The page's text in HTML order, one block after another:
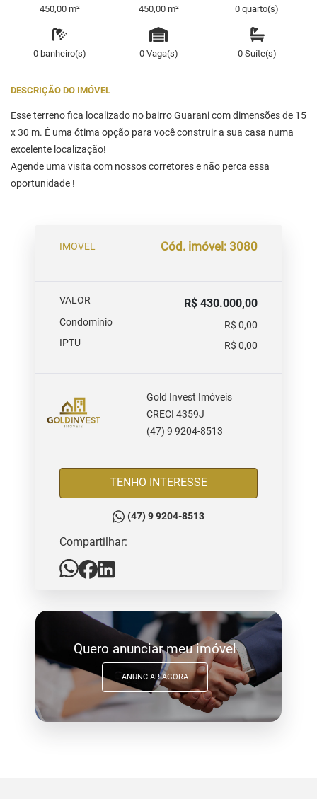
450,00 m² 450,00 m² 0 quarto(s)
0 banheiro(s) 0 Vaga(s) 0 Suíte(s)
DESCRIÇÃO DO IMÓVEL
Esse terreno fica localizado no bairro Guarani com dimensões de 15
x 30 m. É uma ótima opção para você construir a sua casa numa
excelente localização!
Agende uma visita com nossos corretores e não perca essa
oportunidade !
IMOVEL Cód. imóvel: 3080
VALOR R$ 430.000,00
Condomínio
R$ 0,00
IPTU
R$ 0,00
Gold Invest Imóveis
CRECI 4359J
(47) 9 9204-8513
TENHO INTERESSE
(47) 9 9204-8513
Compartilhar:
Quero anunciar meu imóvel
ANUNCIAR AGORA